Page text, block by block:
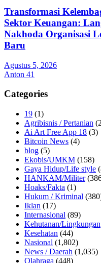
Transformasi
Sektor Keuangan:
Nakhoda Organisasi
Baru
Agustus 5, 2026
Anton 41
Categories
19 (1)
Agribisnis / Pertanian
Ai Art Free App 18 (3)
Bitcoin News (4)
blog (5)
Ekobis/UMKM (158)
Gaya Hidup/Life style
HANKAM/Militer
Hoaks/Fakta (1)
Hukum / Kriminal
Iklan (17)
Internasional (89)
Kehutanan/Lingkungan
Kesehatan (44)
Nasional (1,802)
News / Daerah (1,035)
Olahraga (448)